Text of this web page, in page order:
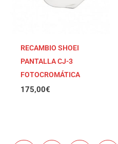
RECAMBIO SHOEI
PANTALLA CJ-3
FOTOCROMÁTICA
175,00€